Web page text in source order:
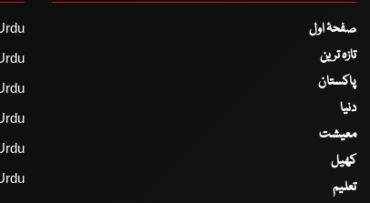
صفحۂ اول
تازہ ترین
پاکستان
دنیا
معیشت
کھیل
تعلیم